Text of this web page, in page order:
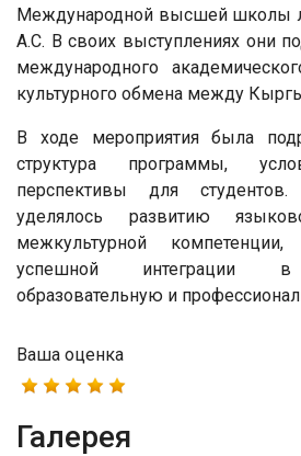
Международной высшей школы
А.С. В своих выступлениях они
международного
культурного обмена между
В ходе мероприятия была
структура программы,
перспективы для
уделялось развитию
межкультурной
успешной интеграции в
образовательную и
Ваша оценка
Галерея